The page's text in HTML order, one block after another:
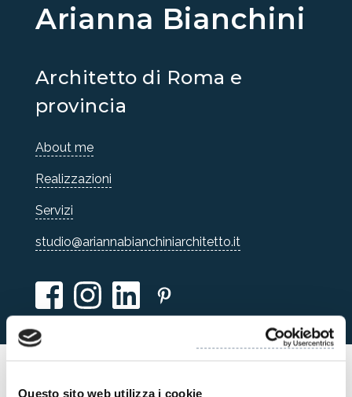
Questo sito web utilizza i cookie
Arianna Bianchini
Architetto di Roma e
provincia
About me
Realizzazioni
Servizi
studio@ariannabianchiniarchitetto.it